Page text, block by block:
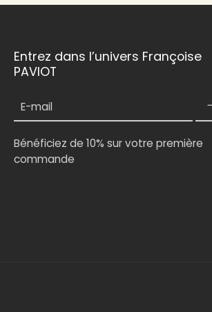
Entrez dans l’univers Françoise
PAVIOT
E-mail
Bénéficiez de 10% sur votre première
commande